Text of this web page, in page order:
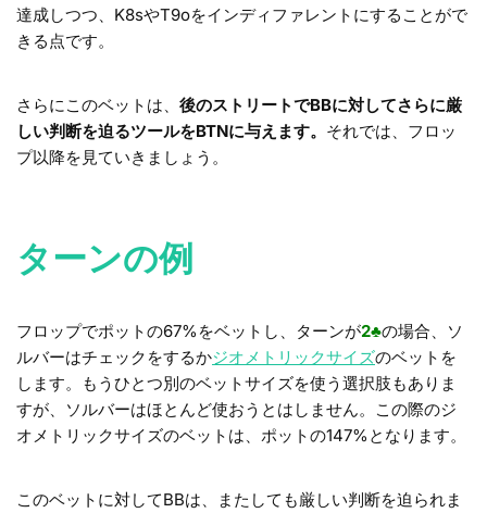
達成しつつ、K8sやT9oをインディファレントにすることがで
きる点です。
さらにこのベットは、 後のストリートでBBに対してさらに厳
しい判断を迫るツールをBTNに与えます。 それでは、フロッ
プ以降を見ていきましょう。
ターンの例
フロップでポットの67%をベットし、ターンが2♣の場合、ソ
ルバーはチェックをするかジオメトリックサイズのベットを
します。もうひとつ別のベットサイズを使う選択肢もありま
すが、ソルバーはほとんど使おうとはしません。この際のジ
オメトリックサイズのベットは、ポットの147%となります。
このベットに対してBBは、またしても厳しい判断を迫られま